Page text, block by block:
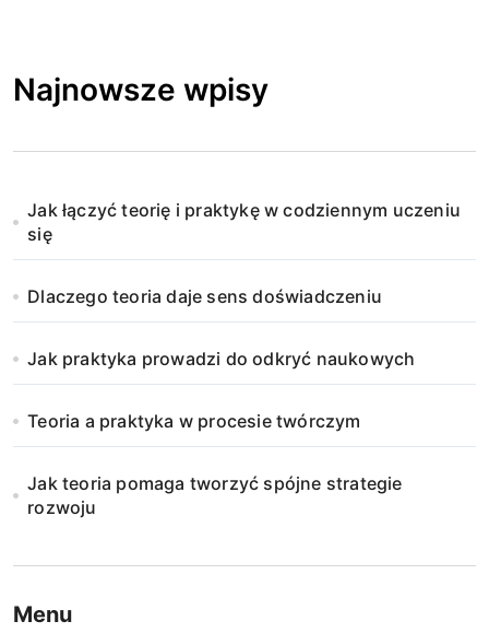
Najnowsze wpisy
Jak łączyć teorię i praktykę w codziennym uczeniu
się
Dlaczego teoria daje sens doświadczeniu
Jak praktyka prowadzi do odkryć naukowych
Teoria a praktyka w procesie twórczym
Jak teoria pomaga tworzyć spójne strategie
rozwoju
Menu